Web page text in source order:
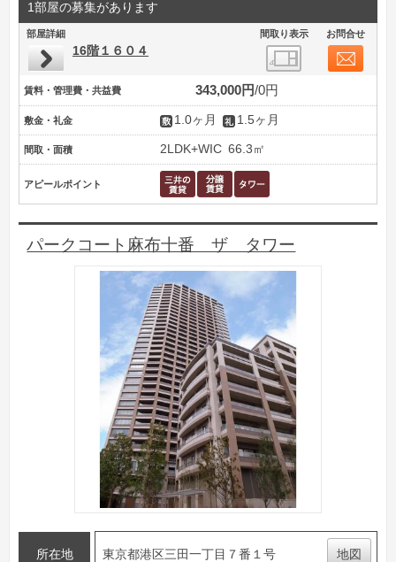
1部屋の募集があります
部屋詳細 間取り表示 お問合せ
16階１６０４
賃料・管理費・共益費 343,000円 0円
敷金・礼金 1.0ヶ月 1.5ヶ月
間取・面積 2LDK+WIC 66.3㎡
アピールポイント
パークコート麻布十番 ザ タワー
所在地 東京都港区三田一丁目７番１号 地図